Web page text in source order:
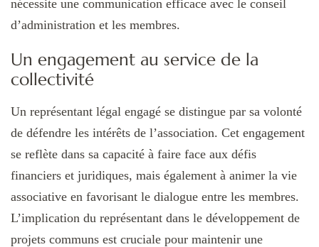
nécessite une communication efficace avec le conseil
d’administration et les membres.
Un engagement au service de la
collectivité
Un représentant légal engagé se distingue par sa volonté
de défendre les intérêts de l’association. Cet engagement
se reflète dans sa capacité à faire face aux défis
financiers et juridiques, mais également à animer la vie
associative en favorisant le dialogue entre les membres.
L’implication du représentant dans le développement de
projets communs est cruciale pour maintenir une